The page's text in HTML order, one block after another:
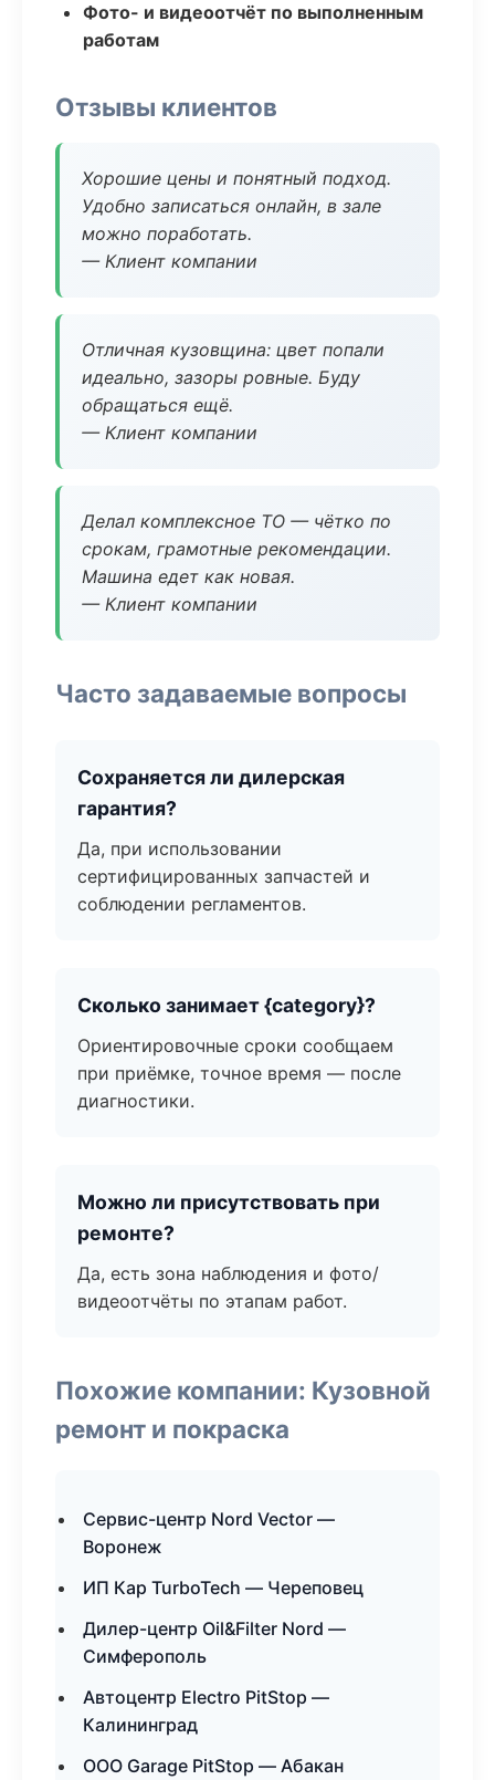
Фото- и видеоотчёт по выполненным
работам
Отзывы клиентов
Хорошие цены и понятный подход.
Удобно записаться онлайн, в зале
можно поработать.
— Клиент компании
Отличная кузовщина: цвет попали
идеально, зазоры ровные. Буду
обращаться ещё.
— Клиент компании
Делал комплексное ТО — чётко по
срокам, грамотные рекомендации.
Машина едет как новая.
— Клиент компании
Часто задаваемые вопросы
Сохраняется ли дилерская
гарантия?
Да, при использовании
сертифицированных запчастей и
соблюдении регламентов.
Сколько занимает {category}?
Ориентировочные сроки сообщаем
при приёмке, точное время — после
диагностики.
Можно ли присутствовать при
ремонте?
Да, есть зона наблюдения и фото/
видеоотчёты по этапам работ.
Похожие компании: Кузовной
ремонт и покраска
Сервис-центр Nord Vector —
Воронеж
ИП Кар TurboTech — Череповец
Дилер-центр Oil&Filter Nord —
Симферополь
Автоцентр Electro PitStop —
Калининград
ООО Garage PitStop — Абакан